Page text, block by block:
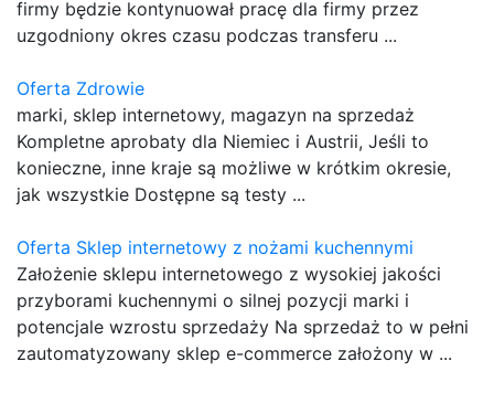
firmy będzie kontynuował pracę dla firmy przez
uzgodniony okres czasu podczas transferu ...
Oferta Zdrowie
marki, sklep internetowy, magazyn na sprzedaż
Kompletne aprobaty dla Niemiec i Austrii, Jeśli to
konieczne, inne kraje są możliwe w krótkim okresie,
jak wszystkie Dostępne są testy ...
Oferta Sklep internetowy z nożami kuchennymi
Założenie sklepu internetowego z wysokiej jakości
przyborami kuchennymi o silnej pozycji marki i
potencjale wzrostu sprzedaży Na sprzedaż to w pełni
zautomatyzowany sklep e-commerce założony w ...